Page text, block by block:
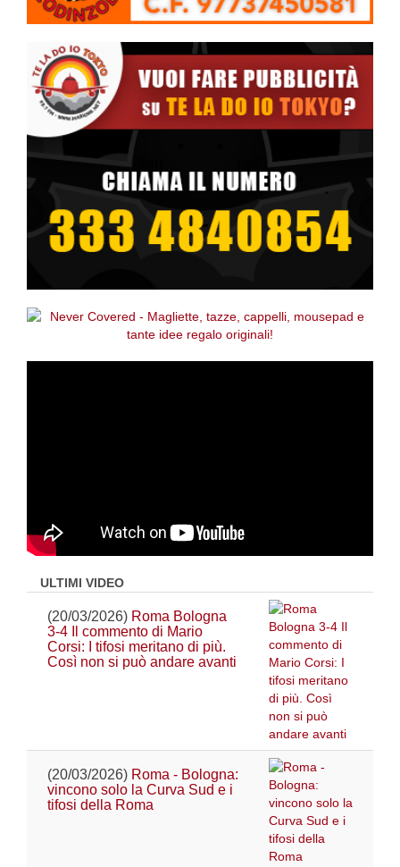
ULTIMI VIDEO
(20/03/2026) Roma Bologna
3-4 Il commento di Mario
Corsi: I tifosi meritano di più.
Così non si può andare avanti
(20/03/2026) Roma - Bologna:
vincono solo la Curva Sud e i
tifosi della Roma